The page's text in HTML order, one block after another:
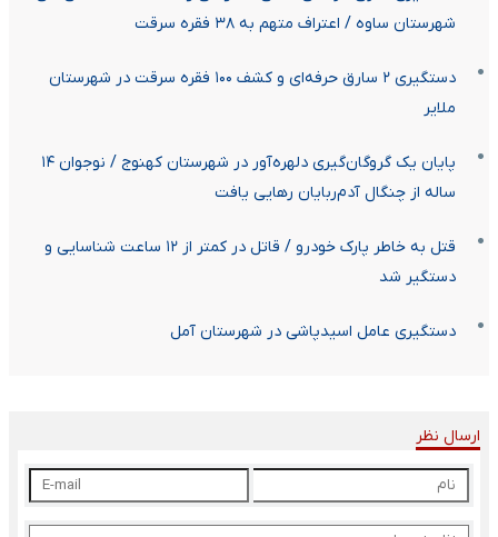
شهرستان ساوه / اعتراف متهم به ۳۸ فقره سرقت
دستگیری ۲ سارق حرفه‌ای و کشف ۱۰۰ فقره سرقت در شهرستان
ملایر
پایان یک گروگان‌گیری دلهره‌آور در شهرستان کهنوج / نوجوان ۱۴
ساله از چنگال آدم‌ربایان رهایی یافت
قتل به خاطر پارک خودرو / قاتل در کمتر از ۱۲ ساعت شناسایی و
دستگیر شد
دستگیری عامل اسیدپاشی در شهرستان آمل
ارسال نظر